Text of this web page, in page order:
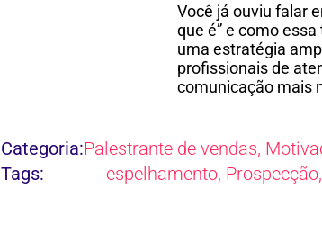
Você já ouviu falar
que é” e como
uma estratégia
profissionais de
comunicação mais
Categoria:Palestrante de vendas,
Tags:
espelhamento, Prospecção